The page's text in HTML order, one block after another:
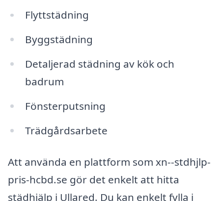
Flyttstädning
Byggstädning
Detaljerad städning av kök och
badrum
Fönsterputsning
Trädgårdsarbete
Att använda en plattform som xn--stdhjlp-
pris-hcbd.se gör det enkelt att hitta
städhjälp i Ullared. Du kan enkelt fylla i